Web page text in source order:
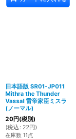
日本語版 SR01-JP011
Mithra the Thunder
Vassal 雷帝家臣ミスラ
(ノーマル)
20円(税別)
(税込 : 22円)
在庫数 11点